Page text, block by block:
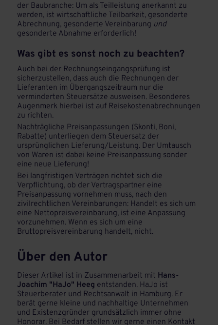
der Baubranche: Um als Teilleistung anerkannt zu
werden, ist wirtschaftliche Teilbarkeit, gesonderte
Abrechnung, gesonderte Vereinbarung und
gesonderte Abnahme erforderlich!
Was gibt es sonst noch zu beachten?
Auch bei der Rechnungseingangsprüfung ist
sicherzustellen, dass auch die Rechnungen der
Lieferanten im Übergangszeitraum nur die
verminderten Steuersätze ausweisen. Besonderes
Augenmerk hierbei ist auf Reisekostenabrechnungen
zu richten.
Nachträgliche Preisanpassungen (Skonti, Boni,
Rabatte) unterliegen dem Steuersatz der
ursprünglichen Lieferung/Leistung. Der Umtausch
von Waren ist dabei keine Preisanpassung sonder
eine neue Lieferung!
Bei langfristigen Verträgen richtet sich die
Verpflichtung, ob der Vertragspartner eine
Preisanpassung vornehmen muss, nach den
zivilrechtlichen Vereinbarungen: Handelt es sich um
eine Nettopreisvereinbarung, ist eine Anpassung
vorzunehmen. Wenn es sich um eine
Bruttopreisvereinbarung handelt, nicht.
Über den Autor
Dieser Artikel ist in Zusammenarbeit mit Hans-
Joachim "HaJo" Heeg entstanden. HaJo ist
Steuerberater und Rechtsanwalt in Hamburg. Er
berät gerne kleine und nachhaltige Unternehmen
und Existenzgründer grundsätzlich immer ohne
Honorar. Bei Bedarf stellen wir gerne einen Kontakt